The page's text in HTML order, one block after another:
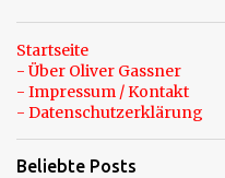
Startseite
- Über Oliver Gassner
- Impressum / Kontakt
- Datenschutzerklärung
Beliebte Posts